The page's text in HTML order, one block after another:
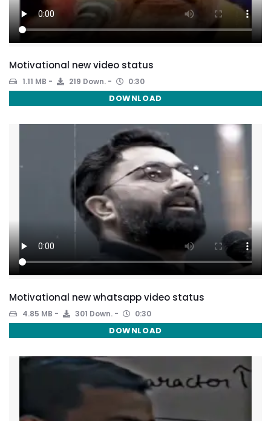
Motivational new video status
1.11 MB 219 Down. 0:30
DOWNLOAD
Motivational new whatsapp video status
4.85 MB 301 Down. 0:30
DOWNLOAD